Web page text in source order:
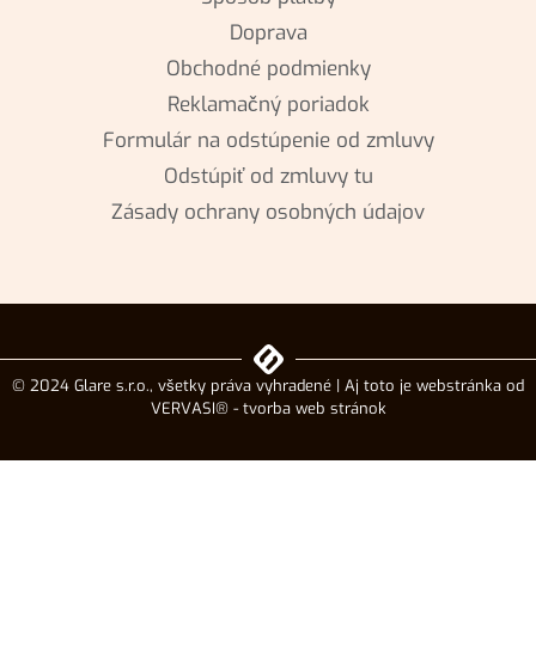
Doprava
Obchodné podmienky
Reklamačný poriadok
Formulár na odstúpenie od zmluvy
Odstúpiť od zmluvy tu
Zásady ochrany osobných údajov
© 2024 Glare s.r.o., všetky práva vyhradené | Aj toto je webstránka od
VERVASI® - tvorba web stránok